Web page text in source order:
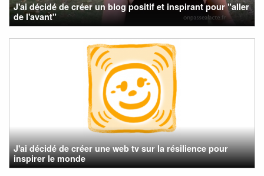
J'ai décidé de créer un blog positif et inspirant pour "aller
de l'avant"
J'ai décidé de créer une web tv sur la résilience pour
inspirer le monde